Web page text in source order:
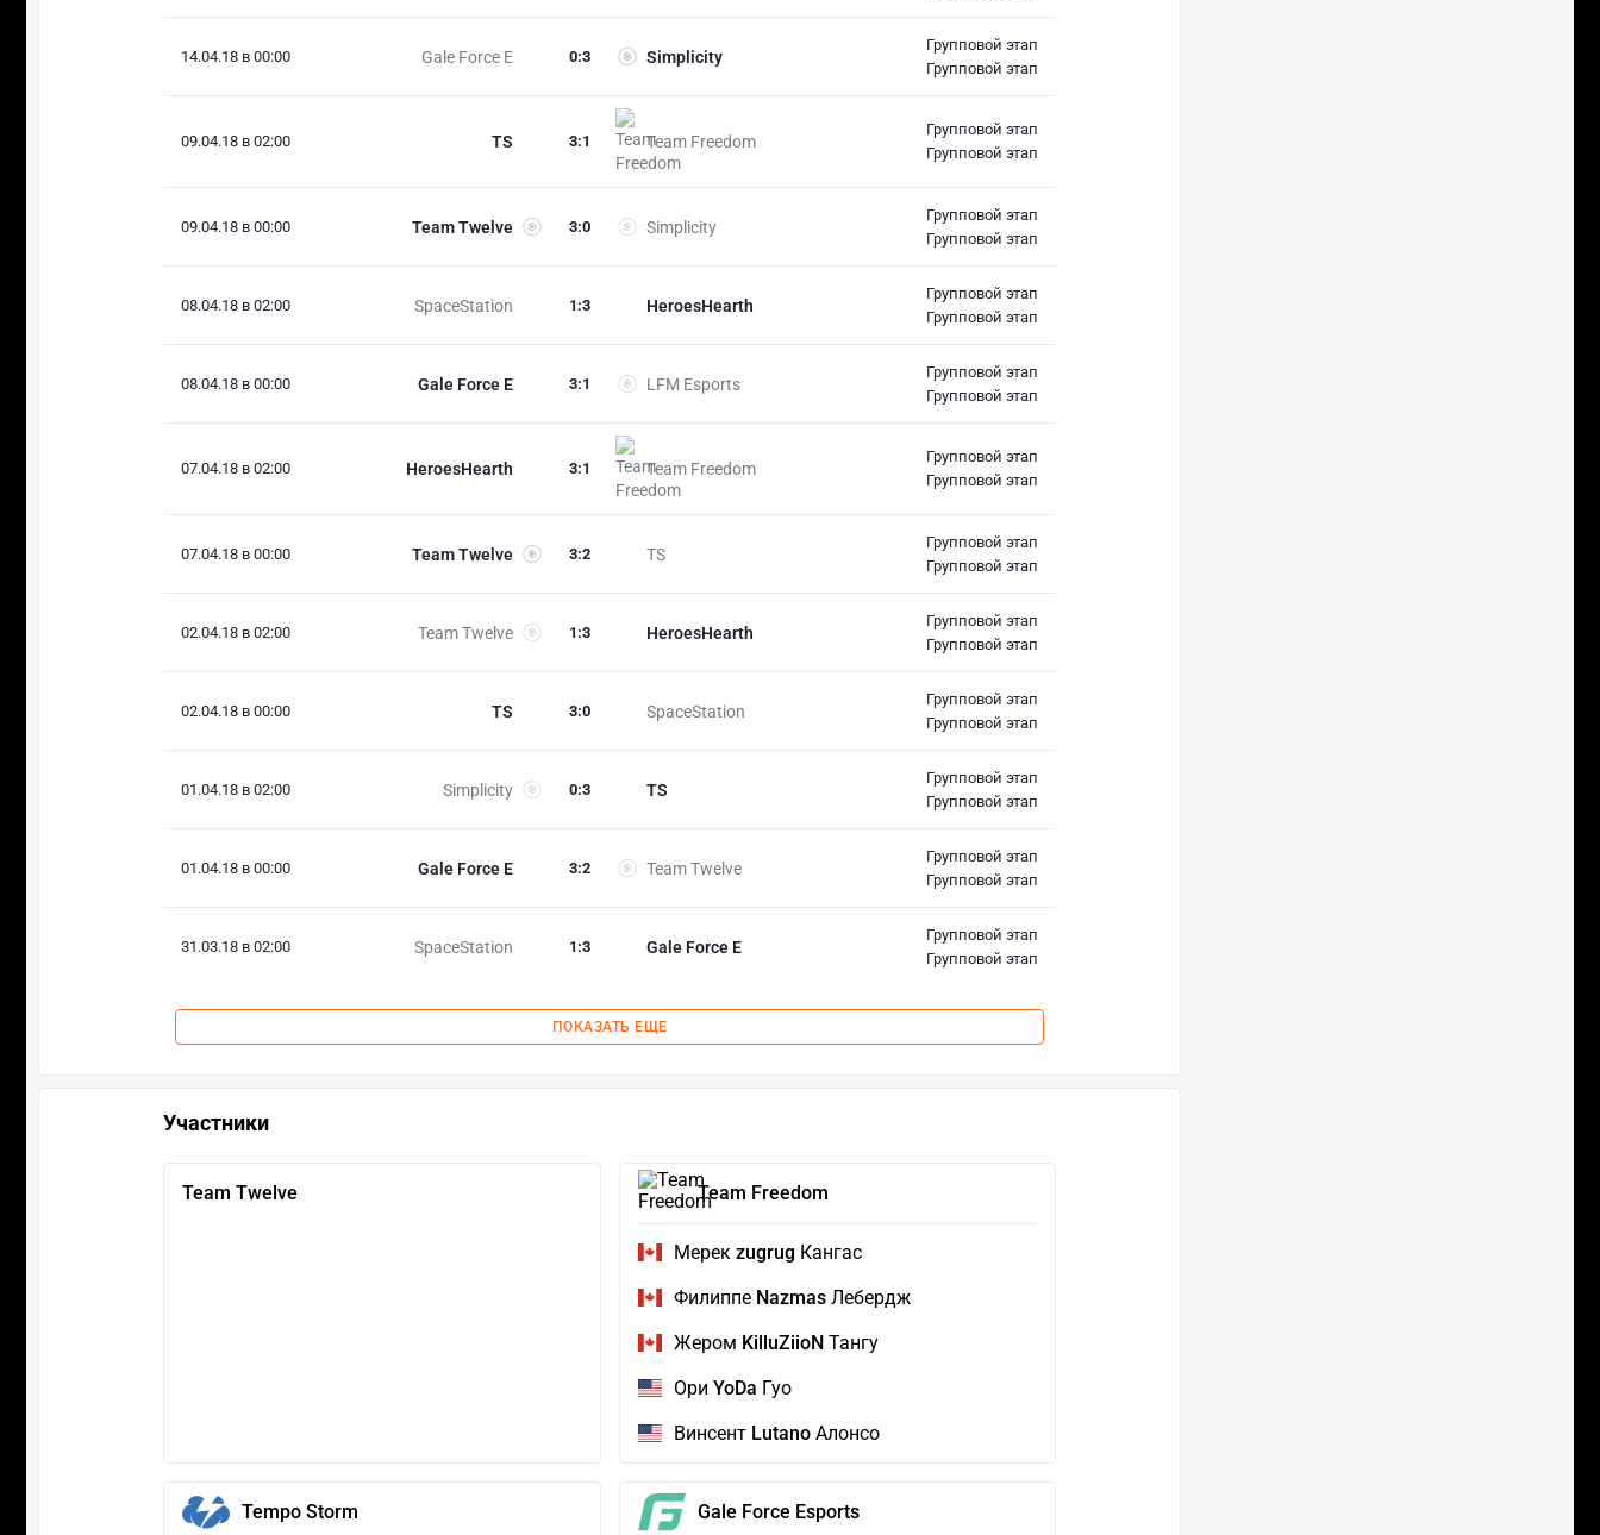
14.04.18 в 00:00 Gale Force E Simplicity
0:3
Групповой этап
Групповой этап
09.04.18 в 02:00 TS Team Freedom
3:1
Групповой этап
Групповой этап
09.04.18 в 00:00 Team Twelve Simplicity
3:0
Групповой этап
Групповой этап
08.04.18 в 02:00 SpaceStation HeroesHearth
1 :3
Групповой этап
Групповой этап
08.04.18 в 00:00 Gale Force E LFM Esports
3:1
Групповой этап
Групповой этап
07.04.18 в 02:00 HeroesHearth Team Freedom
3:1
Групповой этап
Групповой этап
07.04.18 в 00:00 Team Twelve TS
3:2
Групповой этап
Групповой этап
02.04.18 в 02:00 Team Twelve HeroesHearth
1 :3
Групповой этап
Групповой этап
02.04.18 в 00:00 TS SpaceStation
3:0
Групповой этап
Групповой этап
01.04.18 в 02:00 Simplicity TS
0:3
Групповой этап
Групповой этап
01.04.18 в 00:00 Gale Force E Team Twelve
3:2
Групповой этап
Групповой этап
31.03.18 в 02:00 SpaceStation Gale Force E
1 :3
Групповой этап
Групповой этап
ПОКАЗАТЬ ЕЩЕ
Участники
Team Twelve Team Freedom
Мерек zugrugКангас
Филиппе NazmasЛебердж
Жером KilluZiioNТангу
Ори YoDa Гуо
Винсент LutanoАлонсо
Tempo Storm Gale Force Esports